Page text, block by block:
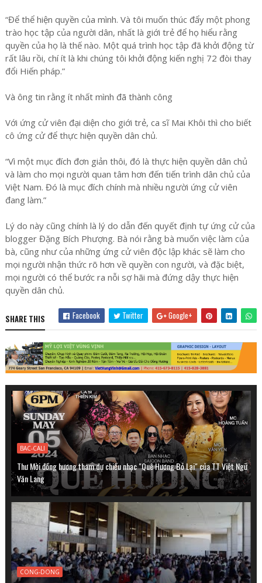
“Để thể hiện quyền của mình. Và tôi muốn thúc đẩy một phong
trào học tập của người dân, nhất là giới trẻ để họ hiểu rằng
quyền của họ là thế nào. Một quá trình học tập đã khởi động từ
rất lâu rồi, chí ít là khi chúng tôi khởi động kiến nghị 72 đòi thay
đổi Hiến pháp.”
Và ông tin rằng ít nhất mình đã thành công
Với ứng cử viên đại diện cho giới trẻ, ca sĩ Mai Khôi thì cho biết
cô ứng cử để thực hiện quyền dân chủ.
“Vì một mục đích đơn giản thôi, đó là thực hiện quyền dân chủ
và làm cho mọi người quan tâm hơn đến tiến trình dân chủ của
Việt Nam. Đó là mục đích chính mà nhiều người ứng cử viên
đang làm.”
Lý do này cũng chính là lý do dẫn đến quyết định tự ứng cử của
blogger Đặng Bích Phượng. Bà nói rằng bà muốn việc làm của
bà, cũng như của những ứng cử viên độc lập khác sẽ làm cho
mọi người nhận thức rõ hơn về quyền con người, và đặc biệt,
mọi người có thể bước ra nỗi sợ hãi mà đứng dậy thực hiện
quyền dân chủ.
SHARE THIS Facebook Twitter Google+
BAC-CALI
Thư Mời đồng hương tham dự chiều nhạc "Quê Hương Bỏ Lại" của TT Việt Ngữ
Văn Lang
CONG-DONG